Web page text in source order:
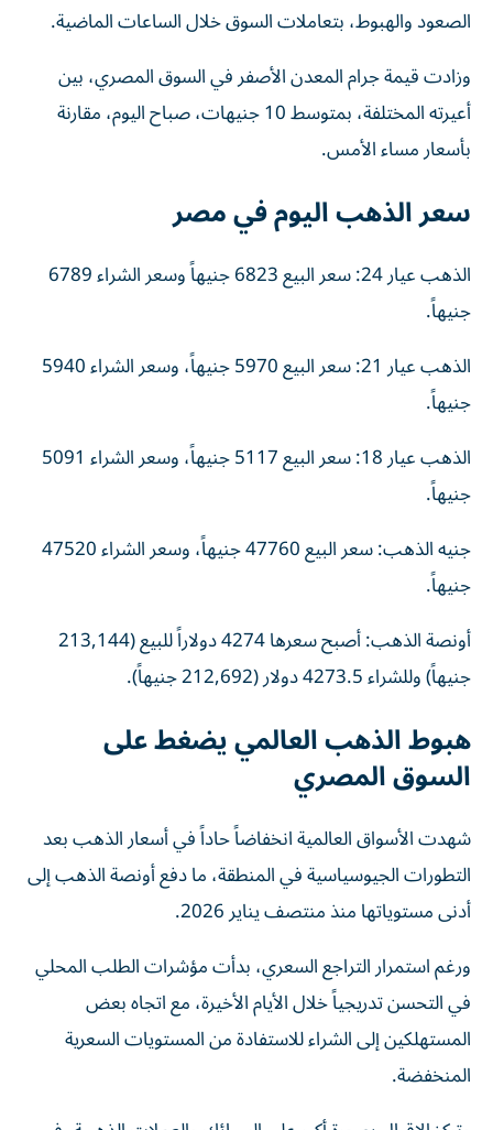
الصعود والهبوط، بتعاملات السوق خلال الساعات الماضية.
وزادت قيمة جرام المعدن الأصفر في السوق المصري، بين
أعيرته المختلفة، بمتوسط 10 جنيهات، صباح اليوم، مقارنة
بأسعار مساء الأمس.
سعر الذهب اليوم في مصر
الذهب عيار 24: سعر البيع 6823 جنيهاً وسعر الشراء 6789
جنيهاً.
الذهب عيار 21: سعر البيع 5970 جنيهاً، وسعر الشراء 5940
جنيهاً.
الذهب عيار 18: سعر البيع 5117 جنيهاً، وسعر الشراء 5091
جنيهاً.
جنيه الذهب: سعر البيع 47760 جنيهاً، وسعر الشراء 47520
جنيهاً.
أونصة الذهب: أصبح سعرها 4274 دولاراً للبيع (213,144
جنيهاً) وللشراء 4273.5 دولار (212,692 جنيهاً).
هبوط الذهب العالمي يضغط على
السوق المصري
شهدت الأسواق العالمية انخفاضاً حاداً في أسعار الذهب بعد
التطورات الجيوسياسية في المنطقة، ما دفع أونصة الذهب إلى
أدنى مستوياتها منذ منتصف يناير 2026.
ورغم استمرار التراجع السعري، بدأت مؤشرات الطلب المحلي
في التحسن تدريجياً خلال الأيام الأخيرة، مع اتجاه بعض
المستهلكين إلى الشراء للاستفادة من المستويات السعرية
المنخفضة.